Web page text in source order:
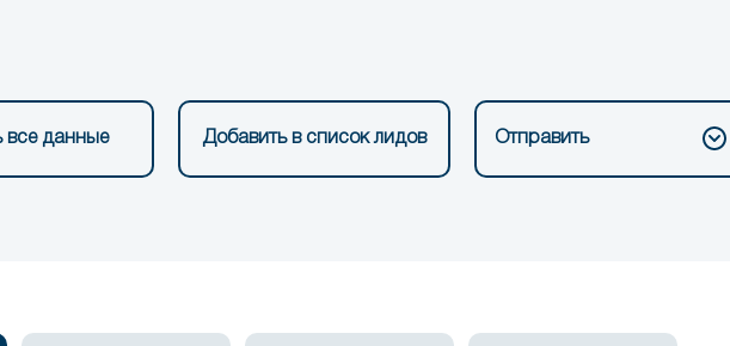
все данные Добавить в список лидов Отправить